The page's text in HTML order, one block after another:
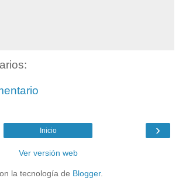
›
Inicio
Ver versión web
la tecnología de Blogger.